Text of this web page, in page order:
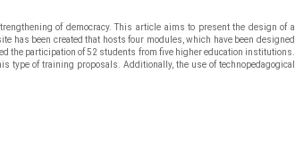
of democracy. This article aims to present the design of a
has been created that hosts four modules, which have been designed
the participation of 52 students from five higher education institutions.
of training proposals. Additionally, the use of technopedagogical